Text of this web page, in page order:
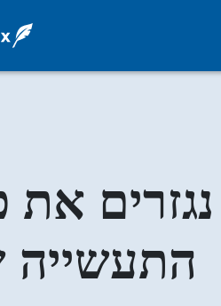
את